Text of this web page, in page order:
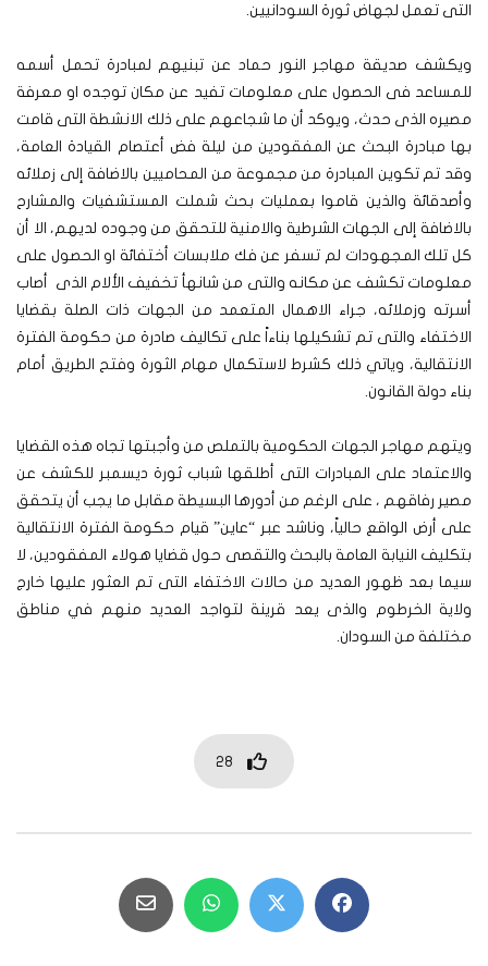
التى تعمل لجهاض ثورة السودانيين.
ويكشف صديقة مهاجر النور حماد عن تبنيهم لمبادرة تحمل أسمه
للمساعد فى الحصول على معلومات تفيد عن مكان توجده او معرفة
مصيره الذى حدث، ويوكد أن ما شجاعهم على ذلك الانشطة التى قامت
بها مبادرة البحث عن المفقودين من ليلة فض أعتصام القيادة العامة،
وقد تم تكوين المبادرة من مجموعة من المحاميين بالاضافة إلى زملائه
وأصدقائة والذين قاموا بعمليات بحث شملت المستشفيات والمشارح
بالاضافة إلى الجهات الشرطية والامنية للتحقق من وجوده لديهم، الا أن
كل تلك المجهودات لم تسفر عن فك ملابسات أختفائة او الحصول على
معلومات تكشف عن مكانه والتى من شانهأ تخفيف الألام الذى أصاب
أسرته وزملائه، جراء الاهمال المتعمد من الجهات ذات الصلة بقضايا
الاختفاء والتى تم تشكيلها بناءاً على تكاليف صادرة من حكومة الفترة
الانتقالية، وياتي ذلك كشرط لاستكمال مهام الثورة وفتح الطريق أمام
بناء دولة القانون.
ويتهم مهاجر الجهات الحكومية بالتملص من وأجبتها تجاه هذه القضايا
والاعتماد على المبادرات التى أطلقها شباب ثورة ديسمبر للكشف عن
مصير رفاقهم ، على الرغم من أدورها البسيطة مقابل ما يجب أن يتحقق
على أرض الواقع حالياً، وناشد عبر “عاين” قيام حكومة الفترة الانتقالية
بتكليف النيابة العامة بالبحث والتقصى حول قضايا هولاء المفقودين، لا
سيما بعد ظهور العديد من حالات الاختفاء التى تم العثور عليها خارج
ولاية الخرطوم والذى يعد قرينة لتواجد العديد منهم في مناطق
مختلفة من السودان.
28